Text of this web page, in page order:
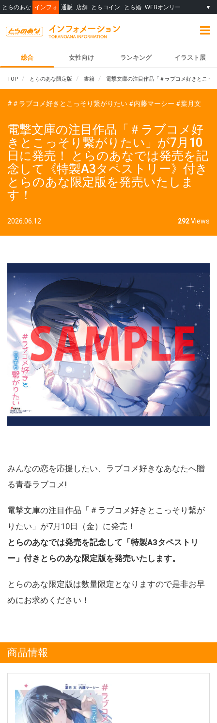
とらのあな インフォ 通販 店舗 とらコイン とら婚 WEBオンリー ▼
総合 女性向け ランキング イラスト展
TOP とらのあな限定版 書籍 電撃文庫の注目作品「＃ラブコメ好きとこっ
#＃ラブコメ好きとこっそり繋がりたい #内藤マーシー #葉月文
電撃文庫の注目作品「＃ラブコメ好
きとこっそり繋がりたい」が7月10
日に発売！ とらのあなでは発売を記
念して《特製A3タペストリー》付き
とらのあな限定版を発売いたしま
す！
2026.06.12 292Views
みんなの恋を応援したい、ラブコメ好きなあなたへ贈
る青春ラブコメ!
電撃文庫の注目作品「＃ラブコメ好きとこっそり繋が
りたい」が7月10日（金）に発売！
とらのあなでは発売を記念して「特製A3タペストリ
ー」付きとらのあな限定版を発売いたします。
とらのあな限定版は数量限定となりますので是非お早
めにお求めください！
商品情報